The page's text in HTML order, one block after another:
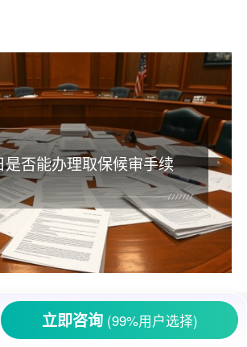
是否能办理取保候审手续
遇到家里人被拘留，家属心急如
办理取保候审把人弄出来，可又
立即咨询 (99%用户选择)